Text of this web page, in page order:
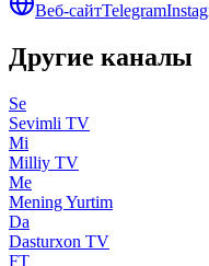
Веб-сайтTelegram
Другие каналы
Se
Sevimli TV
Mi
Milliy TV
Me
Mening Yurtim
Da
Dasturxon TV
FT